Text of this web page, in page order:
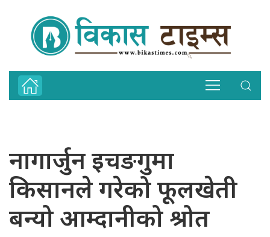
नागार्जुन इचङगुमा
किसानले गरेको फूलखेती
बन्यो आम्दानीको श्रोत